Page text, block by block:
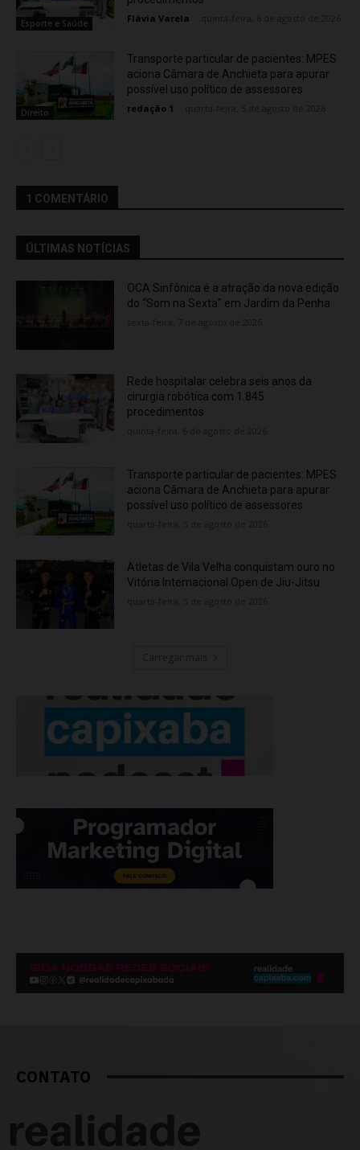
Esporte e Saúde Flávia Varela
Direito
Transporte particular de pacientes: MPES
aciona Câmara de Anchieta para apurar
possível uso político de assessores
redação 1
1 COMENTÁRIO
ÚLTIMAS NOTÍCIAS
OCA Sinfônica é a atração da nova edição
do “Som na Sexta” em Jardim da Penha
Rede hospitalar celebra seis anos da
cirurgia robótica com 1.845
procedimentos
Transporte particular de pacientes: MPES
aciona Câmara de Anchieta para apurar
possível uso político de assessores
Atletas de Vila Velha conquistam ouro no
Vitória Internacional Open de Jiu-Jitsu
CONTATO